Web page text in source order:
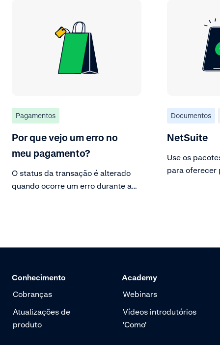
Pagamentos
Por que vejo um erro no
meu pagamento?
O status da transação é alterado
quando ocorre um erro durante a
Documentos
NetSuite
Use os
para oferecer
Conhecimento
Cobranças
Atualizações de
produto
Academy
Webinars
Vídeos introdutórios
'Como'